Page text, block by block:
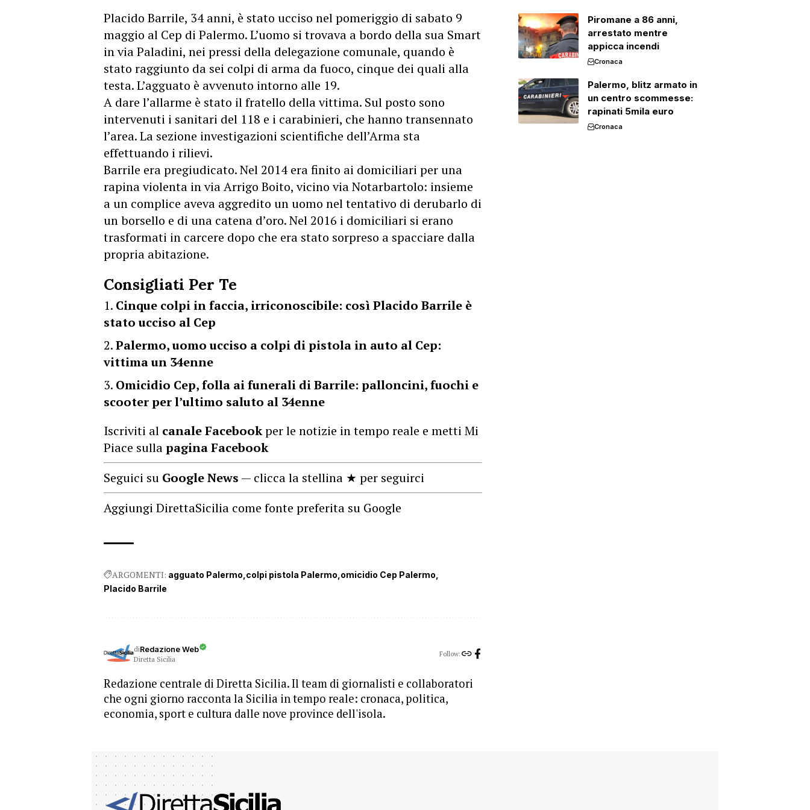
Placido Barrile, 34 anni, è stato ucciso nel pomeriggio di sabato 9
maggio al Cep di Palermo. L’uomo si trovava a bordo della sua Smart
in via Paladini, nei pressi della delegazione comunale, quando è
stato raggiunto da sei colpi di arma da fuoco, cinque dei quali alla
testa. L’agguato è avvenuto intorno alle 19.
A dare l’allarme è stato il fratello della vittima. Sul posto sono
intervenuti i sanitari del 118 e i carabinieri, che hanno transennato
l’area. La sezione investigazioni scientifiche dell’Arma sta
effettuando i rilievi.
Barrile era pregiudicato. Nel 2014 era finito ai domiciliari per una
rapina violenta in via Arrigo Boito, vicino via Notarbartolo: insieme
a un complice aveva aggredito un uomo nel tentativo di derubarlo di
un borsello e di una catena d’oro. Nel 2016 i domiciliari si erano
trasformati in carcere dopo che era stato sorpreso a spacciare dalla
propria abitazione.
Consigliati Per Te
Cinque colpi in faccia, irriconoscibile: così Placido Barrile è
stato ucciso al Cep
Palermo, uomo ucciso a colpi di pistola in auto al Cep:
vittima un 34enne
Omicidio Cep, folla ai funerali di Barrile: palloncini, fuochi e
scooter per l’ultimo saluto al 34enne
Iscriviti al canale Facebookper le notizie in tempo reale e metti Mi
Piace sullapagina Facebook
Seguici su Google News — clicca la stellina ★ per seguirci
Aggiungi DirettaSicilia come fonte preferita su Google
ARGOMENTI: agguato Palermo colpi pistola Palermo omicidio Cep Palermo
Placido Barrile
diRedazione Web
Diretta Sicilia
Follow:
Redazione centrale di Diretta Sicilia. Il team di giornalisti e collaboratori
che ogni giorno racconta la Sicilia in tempo reale: cronaca, politica,
economia, sport e cultura dalle nove province dell'isola.
Piromane a 86 anni,
arrestato mentre
appicca incendi
Cronaca
Palermo, blitz armato in
un centro scommesse:
rapinati 5mila euro
Cronaca